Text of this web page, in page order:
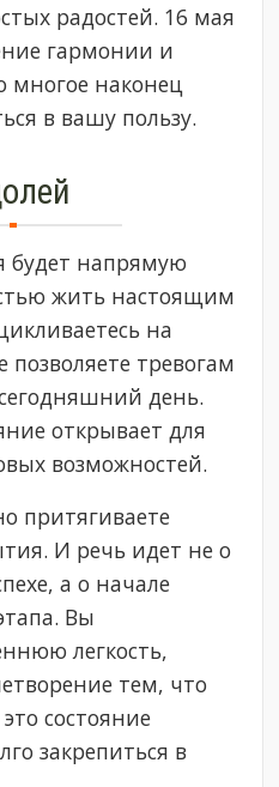
радостей. 16 мая
гармонии и
многое наконец
в вашу пользу.
будет напрямую
жить настоящим
на
тревогам
день.
открывает для
возможностей.
притягиваете
И речь идет не о
а о начале
Вы
легкость,
тем, что
состояние
закрепиться в